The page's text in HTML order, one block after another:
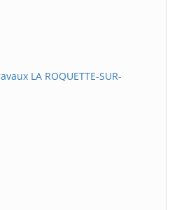
LA ROQUETTE-SUR-